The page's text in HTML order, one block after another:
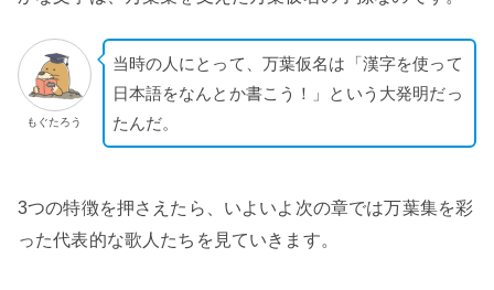
もぐたろう
当時の人にとって、万葉仮名は「漢字を使って
日本語をなんとか書こう！」という大発明だっ
たんだ。
3つの特徴を押さえたら、いよいよ次の章では万葉集を彩
った代表的な歌人たちを見ていきます。